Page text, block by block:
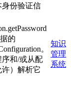
身份验证信
的
。
和/或从配
）解析它
知识
管理
系统